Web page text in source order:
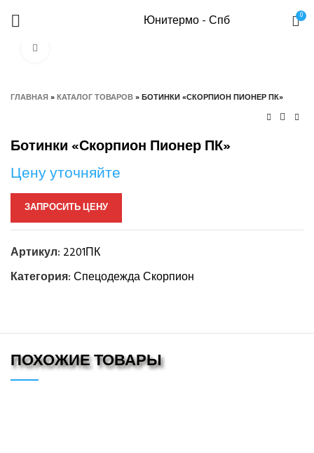
Юнитермо - Спб 0
ГЛАВНАЯ»КАТАЛОГ ТОВАРОВ»БОТИНКИ «СКОРПИОН ПИОНЕР ПК»
Ботинки «Скорпион Пионер ПК»
Цену уточняйте
ЗАПРОСИТЬ ЦЕНУ
Артикул: 2201ПК
Категория:Спецодежда Скорпион
ПОХОЖИЕ ТОВАРЫ